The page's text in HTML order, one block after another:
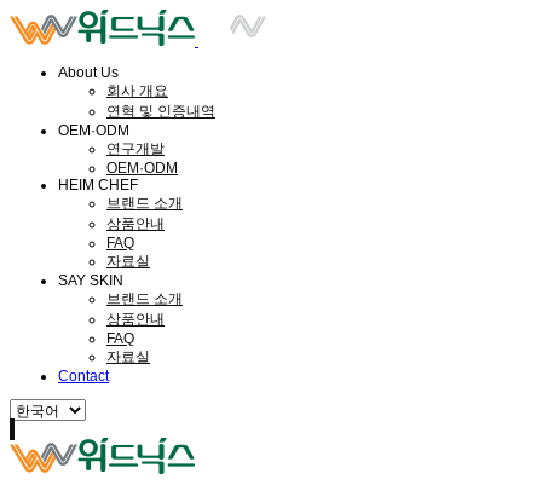
About Us
회사 개요
연혁 및 인증내역
OEM·ODM
연구개발
OEM·ODM
HEIM CHEF
브랜드 소개
상품안내
FAQ
자료실
SAY SKIN
브랜드 소개
상품안내
FAQ
자료실
Contact